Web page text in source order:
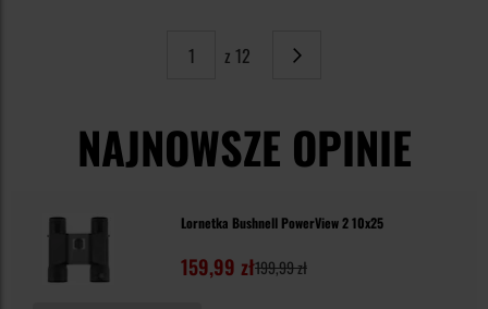
z 12
Strona
Następne
NAJNOWSZE OPINIE
Lornetka Bushnell PowerView 2 10x25
159,99 zł199,99 zł